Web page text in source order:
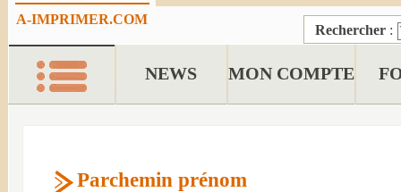
A-IMPRIMER.COM
Rechercher :
NEWS MON COMPTE
Parchemin prénom